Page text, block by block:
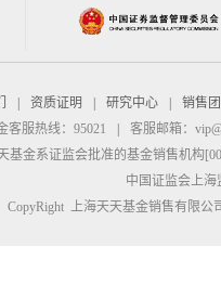
资质证明 研究中心
销售
客服热线：95021
客服邮箱：
基金系证监会批准的基金销售机构
中国证监会上
CopyRight 上海天天基金销售有限